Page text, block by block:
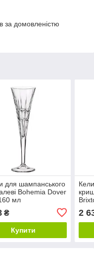
за домовленістю
для шампанського
Bohemia Dover
мл
₴
Купити
2